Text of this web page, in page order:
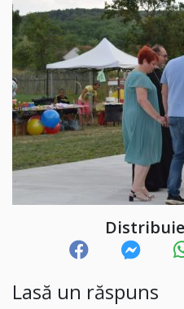
Lasă un răspuns